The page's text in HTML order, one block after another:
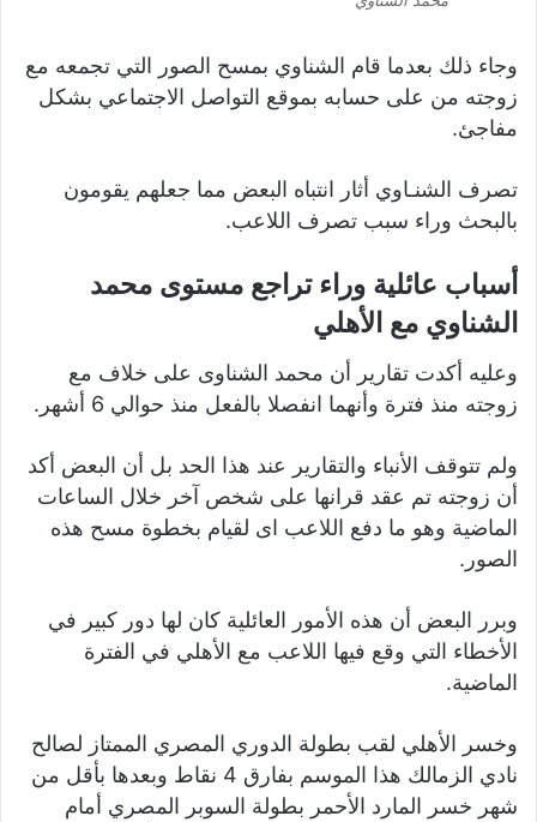
وجاء ذلك بعدما قام الشناوي بمسح الصور التي تجمعه مع
زوجته من على حسابه بموقع التواصل الاجتماعي بشكل
مفاجئ.
تصرف الشنـاوي أثار انتباه البعض مما جعلهم يقومون
بالبحث وراء سبب تصرف اللاعب.
أسباب عائلية وراء تراجع مستوى محمد
الشناوي مع الأهلي
وعليه أكدت تقارير أن محمد الشناوى على خلاف مع
زوجته منذ فترة وأنهما انفصلا بالفعل منذ حوالي 6 أشهر.
ولم تتوقف الأنباء والتقارير عند هذا الحد بل أن البعض أكد
أن زوجته تم عقد قرانها على شخص آخر خلال الساعات
الماضية وهو ما دفع اللاعب اى لقيام بخطوة مسح هذه
الصور.
وبرر البعض أن هذه الأمور العائلية كان لها دور كبير في
الأخطاء التي وقع فيها اللاعب مع الأهلي في الفترة
الماضية.
وخسر الأهلي لقب بطولة الدوري المصري الممتاز لصالح
نادي الزمالك هذا الموسم بفارق 4 نقاط وبعدها بأقل من
شهر خسر المارد الأحمر بطولة السوبر المصري أمام